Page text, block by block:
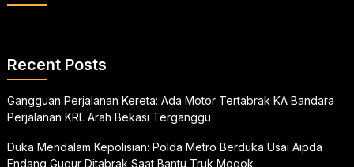
Recent Posts
Gangguan Perjalanan Kereta: Ada Motor Tertabrak KA Bandara
Perjalanan KRL Arah Bekasi Terganggu
Duka Mendalam Kepolisian: Polda Metro Berduka Usai Aipda
Endang Gugur Ditabrak Saat Bantu Truk Mogok